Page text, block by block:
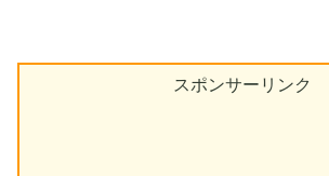
スポンサーリンク